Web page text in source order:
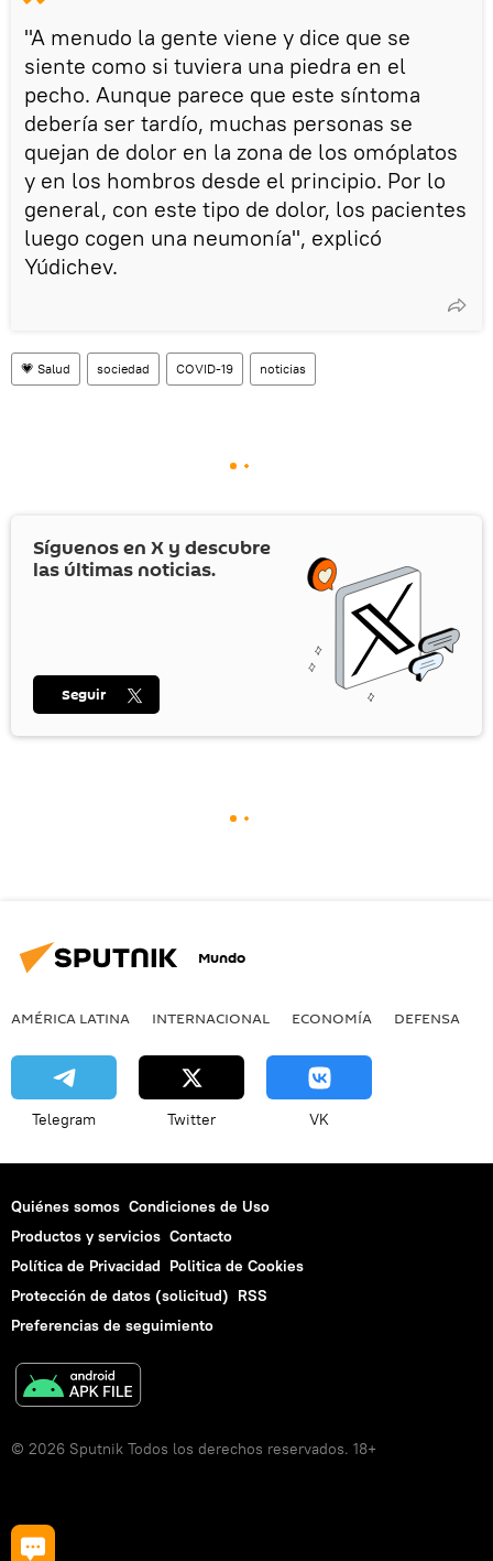
"A menudo la gente viene y dice que se
siente como si tuviera una piedra en el
pecho. Aunque parece que este síntoma
debería ser tardío, muchas personas se
quejan de dolor en la zona de los omóplatos
y en los hombros desde el principio. Por lo
general, con este tipo de dolor, los pacientes
luego cogen una neumonía", explicó
Yúdichev.
💗 Salud sociedad COVID-19 noticias
Síguenos en X y descubre
las últimas noticias.
Seguir
Mundo
AMÉRICA LATINA INTERNACIONAL ECONOMÍA DEFENSA
Telegram Twitter VK
Quiénes somos Condiciones de Uso
Productos y servicios Contacto
Política de Privacidad Politica de Cookies
Protección de datos (solicitud) RSS
Preferencias de seguimiento
© 2026 Sputnik Todos los derechos reservados. 18+